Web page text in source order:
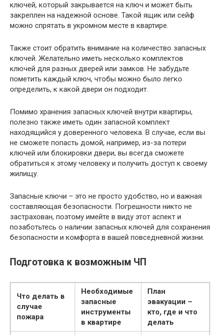
ключей, который закрывается на ключ и может быть
закреплен на надежной основе. Такой ящик или сейф
можно спрятать в укромном месте в квартире.
Также стоит обратить внимание на количество запасных
ключей. Желательно иметь несколько комплектов
ключей для разных дверей или замков. Не забудьте
пометить каждый ключ, чтобы можно было легко
определить, к какой двери он подходит.
Помимо хранения запасных ключей внутри квартиры,
полезно также иметь один запасной комплект
находящийся у доверенного человека. В случае, если вы
не сможете попасть домой, например, из-за потери
ключей или блокировки двери, вы всегда сможете
обратиться к этому человеку и получить доступ к своему
жилищу.
Запасные ключи – это не просто удобство, но и важная
составляющая безопасности. Погрешности никто не
застрахован, поэтому имейте в виду этот аспект и
позаботьтесь о наличии запасных ключей для сохранения
безопасности и комфорта в вашей повседневной жизни.
Подготовка к возможным ЧП
Что делать в
случае
пожара
Необходимые
запасные
инструменты
в квартире
План
эвакуации –
кто, где и что
делать